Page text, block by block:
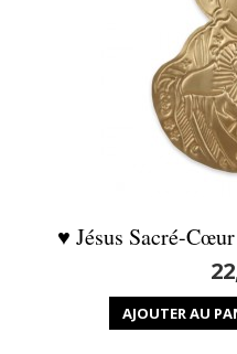
♥ Jésus Sacré-
AJOUTER AU